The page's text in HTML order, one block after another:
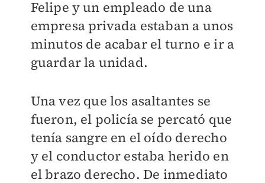
Felipe y un empleado de una
empresa privada estaban a unos
minutos de acabar el turno e ir a
guardar la unidad.
Una vez que los asaltantes se
fueron, el policía se percató que
tenía sangre en el oído derecho
y el conductor estaba herido en
el brazo derecho.De inmediato